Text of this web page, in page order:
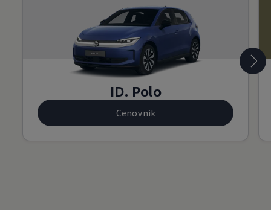
ID. Polo
Cenovnik